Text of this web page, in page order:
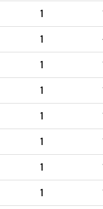
1
1
1
1
1
1
1
1